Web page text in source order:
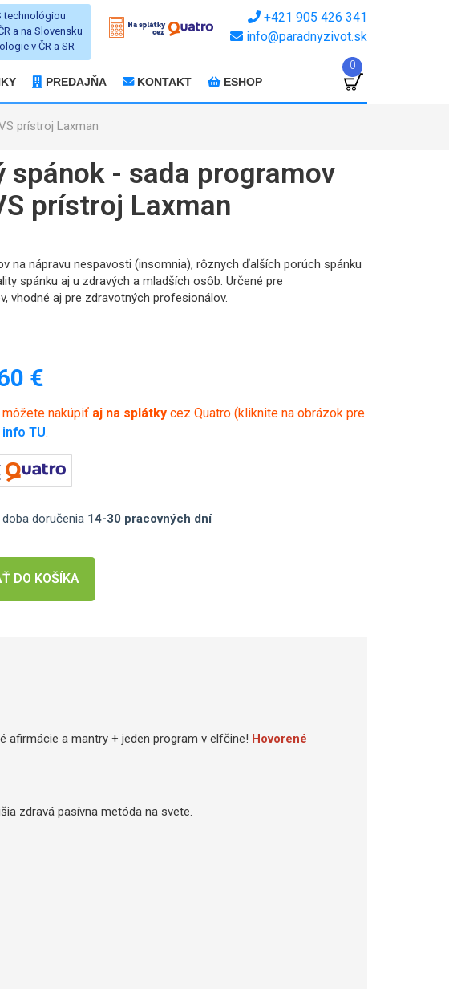
PREDAJŇA KONTAKT ESHOP
technológiou
a na Slovensku
v ČR a SR
+421 905 426 341
info@paradnyzivot.sk
0
prístroj Laxman
spánok - sada programov
prístroj Laxman
na nápravu nespavosti (insomnia), rôznych ďalších porúch spánku
spánku aj u zdravých a mladších osôb. Určené pre
vhodné aj pre zdravotných profesionálov.
€
nakúpiť aj na splátky cez Quatro (kliknite na obrázok pre
TU.
doručenia 14-30 pracovných dní
DO KOŠÍKA
afirmácie a mantry + jeden program v elfčine! Hovorené
zdravá pasívna metóda na svete.